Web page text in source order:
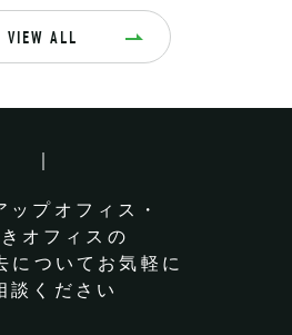
VIEW ALL
ップオフィス・
オフィスの
についてお気軽に
談ください